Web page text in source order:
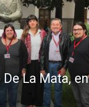
La Mata, en